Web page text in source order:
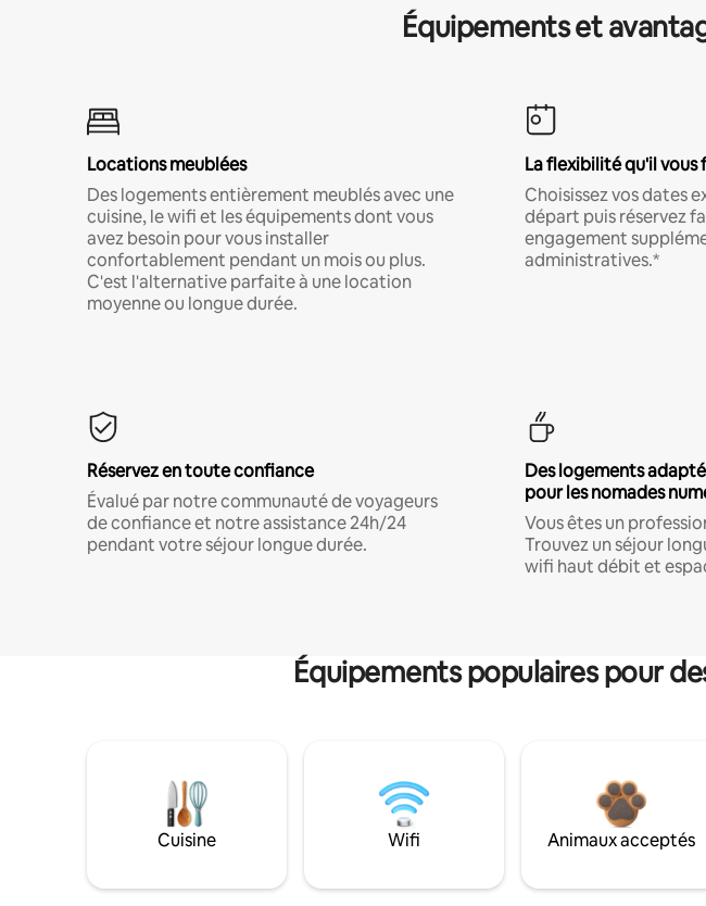
Équipements et
Locations meublées
Des logements entièrement meublés avec une
cuisine, le wifi et les équipements dont vous
avez besoin pour vous installer
confortablement pendant un mois ou plus.
C'est l'alternative parfaite à une location
moyenne ou longue durée.
La flexibilité qu'il vous
Choisissez vos dates
départ puis réservez
engagement
administratives.*
Réservez en toute confiance
Évalué par notre communauté de voyageurs
de confiance et notre assistance 24h/24
pendant votre séjour longue durée.
Des logements
pour les nomades
Vous êtes un
Trouvez un séjour
wifi haut débit et
Équipements populaires pour
Cuisine Wifi Animaux acceptés